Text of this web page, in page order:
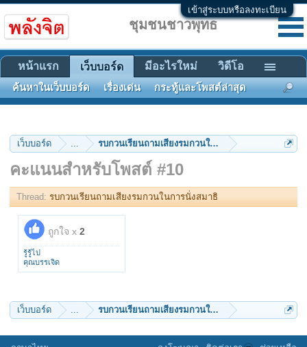
เข้าสู่ระบบหรือลงทะเบียน
เว็บบอร์ด ... รบกวนเรียนถามเสียงรมกวนในการนั่งสมาธิ
คะแนนสำหรับโพสต์ #10
Thread: รบกวนเรียนถามเสียงรมกวนในการนั่งสมาธิ
ถูกใจ x 2
รู้รู้ไป
คุณบรรเจิด
เว็บบอร์ด ... รบกวนเรียนถามเสียงรมกวนในการนั่งสมาธิ
ชุมชนชาวพุทธ
หน้าแรก เว็บบอร์ด
ค้นหาในเว็บบอร์ด เรื่องเด่น กระทู้และโพสต์ล่าสุด
มีอะไรใหม่ วิดีโอ